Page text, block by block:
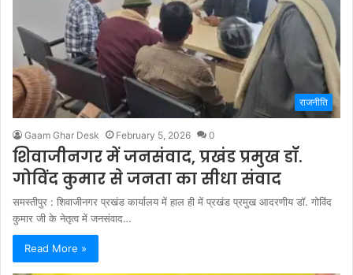
राजनीति
Gaam Ghar Desk February 5, 2026 0
शिवाजीनगर में जनसंवाद, प्रखंड प्रमुख डॉ.
गोविंद कुमार से जनता का सीधा संवाद
समस्तीपुर : शिवाजीनगर प्रखंड कार्यालय में हाल ही में प्रखंड प्रमुख आदरणीय डॉ. गोविंद
कुमार जी के नेतृत्व में जनसंवाद…
Read More »